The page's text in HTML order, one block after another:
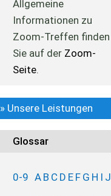
Allgemeine
Informationen zu
Zoom-Treffen finden
Sie auf der Zoom-
Seite.
» Unsere Leistungen
Glossar
0-9 A B C D E F G H I J